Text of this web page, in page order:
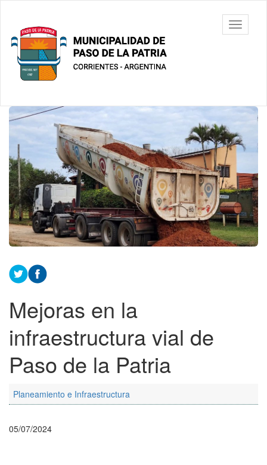
contenido
principal
Municipalidad
de Paso De
La Patria
barra
Contenido
principal
Mejoras en la
infraestructura vial de
Paso de la Patria
Planeamiento e Infraestructura
05/07/2024